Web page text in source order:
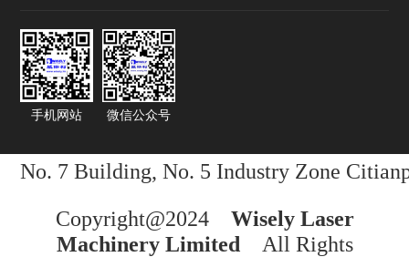
手机网站 微信公众号
No. 7 Building, No. 5 Industry Zone
Copyright@2024 Wisely Laser
Machinery Limited All Rights